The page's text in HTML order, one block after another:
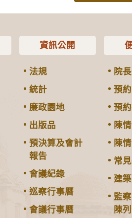
資訊公開
法規
統計
廉政園地
出版品
預決算及會計
報告
會議紀錄
巡察行事曆
會議行事曆
院
預
預
陳
陳
常
建
監
陳